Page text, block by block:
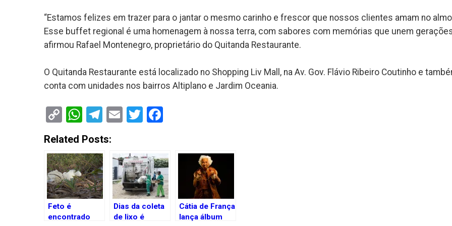
“Estamos felizes em trazer para o jantar o mesmo carinho e frescor que nossos clientes amam no
Esse buffet regional é uma homenagem à nossa terra, com sabores com memórias que unem
afirmou Rafael Montenegro, proprietário do Quitanda Restaurante.
O Quitanda Restaurante está localizado no Shopping Liv Mall, na Av. Gov. Flávio Ribeiro Coutinho e
conta com unidades nos bairros Altiplano e Jardim Oceania.
Copy
Link
WhatsApp
Telegram
EmailTwitter
Related Posts:
Feto é
encontrado
Dias da coleta
de lixo é
Cátia de França
lança álbum